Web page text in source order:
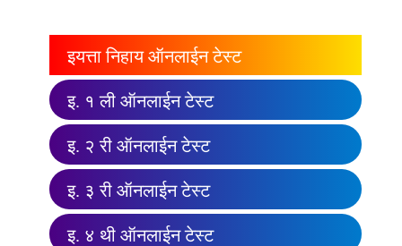
इयत्ता निहाय ऑनलाईन टेस्ट
इ. १ ली ऑनलाईन टेस्ट
इ. २ री ऑनलाईन टेस्ट
इ. ३ री ऑनलाईन टेस्ट
इ. ४ थी ऑनलाईन टेस्ट